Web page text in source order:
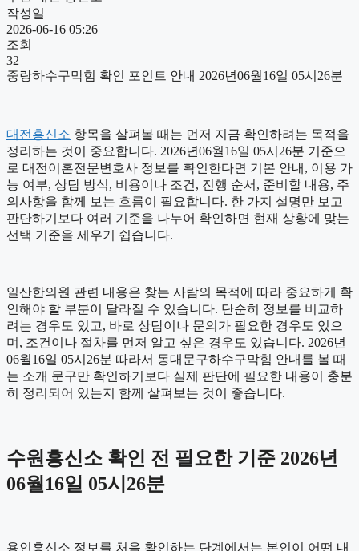
작성일
2026-06-16 05:26
조회
32
중랑하수구막힘 확인 포인트 안내 2026년06월16일 05시26분
대전흥신소 항목을 살펴볼 때는 먼저 지금 확인하려는 목적을
정리하는 것이 중요합니다. 2026년06월16일 05시26분 기준으
로 대전이혼전문변호사 정보를 확인한다면 기본 안내, 이용 가
능 여부, 상담 방식, 비용이나 조건, 진행 순서, 준비할 내용, 주
의사항을 함께 보는 흐름이 필요합니다. 한 가지 설명만 보고
판단하기보다 여러 기준을 나누어 확인하면 현재 상황에 맞는
선택 기준을 세우기 쉽습니다.
일산한의원 관련 내용은 찾는 사람의 목적에 따라 중요하게 확
인해야 할 부분이 달라질 수 있습니다. 단순히 정보를 비교하
려는 경우도 있고, 바로 상담이나 문의가 필요한 경우도 있으
며, 조건이나 절차를 먼저 알고 싶은 경우도 있습니다. 2026년
06월16일 05시26분 따라서 동대문구하수구막힘 안내를 볼 때
는 소개 문구만 확인하기보다 실제 판단에 필요한 내용이 충분
히 정리되어 있는지 함께 살펴보는 것이 좋습니다.
수원흥신소 확인 전 필요한 기준 2026년
06월16일 05시26분
용인흥신소 정보를 처음 확인하는 단계에서는 본인이 어떤 내